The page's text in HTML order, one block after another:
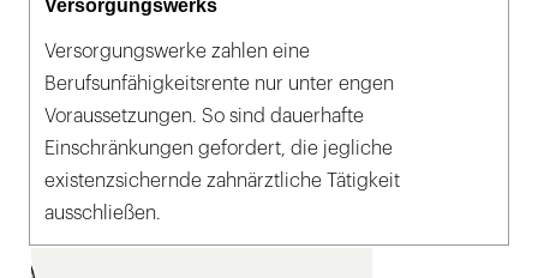
Versorgungswerks
Versorgungswerke zahlen eine
Berufsunfähigkeitsrente nur unter engen
Voraussetzungen. So sind dauerhafte
Einschränkungen gefordert, die jegliche
existenzsichernde zahnärztliche Tätigkeit
ausschließen.